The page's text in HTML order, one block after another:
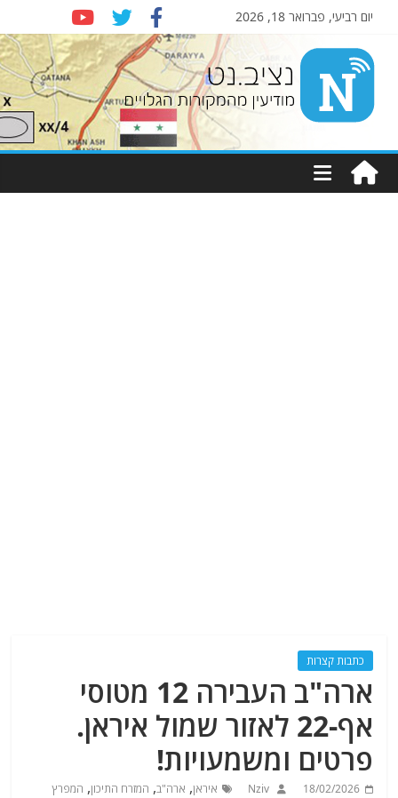
יום רביעי, פברואר 18, 2026
Nziv.net
מודיעין
מהמקורות
כתבות קצרות
ארה"ב העבירה 12 מטוסי
אף-22 לאזור שמול איראן.
פרטים ומשמעויות!
18/02/2026
Nziv איראן, ארה"ב, המזרח התיכון, המפרץ